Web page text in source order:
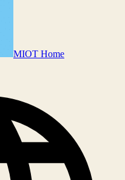
MIOT Home